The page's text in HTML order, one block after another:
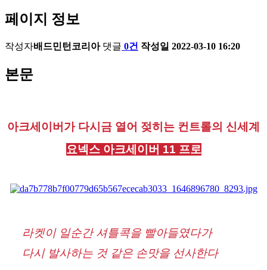
페이지 정보
작성자배드민턴코리아 댓글 0건 작성일 2022-03-10 16:20
본문
아크세이버가 다시금 열어 젖히는 컨트롤의 신세계
요넥스 아크세이버 11 프로
라켓이 일순간 셔틀콕을 빨아들였다가
다시 발사하는 것 같은 손맛을 선사한다